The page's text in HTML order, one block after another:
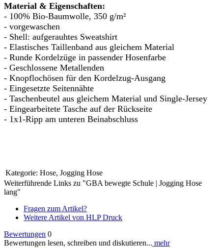
Material & Eigenschaften:
- 100% Bio-Baumwolle, 350 g/m²
- vorgewaschen
- Shell: aufgerauhtes Sweatshirt
- Elastisches Taillenband aus gleichem Material
- Runde Kordelzüge in passender Hosenfarbe
- Geschlossene Metallenden
- Knopflochösen für den Kordelzug-Ausgang
- Eingesetzte Seitennähte
- Taschenbeutel aus gleichem Material und Single-Jersey
- Eingearbeitete Tasche auf der Rückseite
- 1x1-Ripp am unteren Beinabschluss
Kategorie: Hose, Jogging Hose
Weiterführende Links zu "GBA bewegte Schule | Jogging Hose
lang"
Fragen zum Artikel?
Weitere Artikel von HLP Druck
Bewertungen 0
Bewertungen lesen, schreiben und diskutieren... mehr